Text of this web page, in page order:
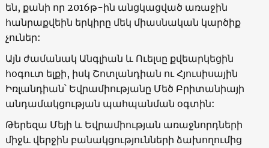
են, քանի որ 2016թ-ին անցկացված առաջին
հանրաքվեին երկիրը մեկ միասնական կարծիք
չուներ:
Այն ժամանակ Անգլիան և Ուելսը քվեարկեցին
հօգուտ ելքի, իսկ Շոտլանդիան ու Հյուսիսային
Իռլանդիան՝ Եվրամիությանը Մեծ Բրիտանիայի
անդամակցության պահպանման օգտին:
Թերեզա Մեյի և Եվրամիության առաջնորդների
միջև վերջին բանակցությունների ձախողումից